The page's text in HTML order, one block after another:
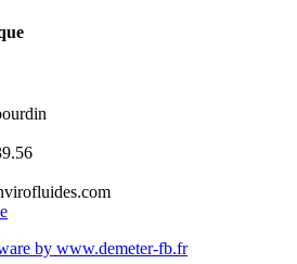
by www.demeter-fb.fr